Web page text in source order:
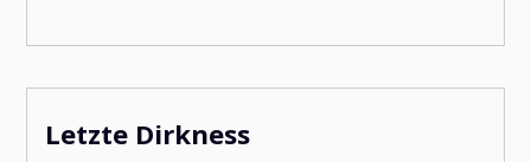
Letzte Dirkness